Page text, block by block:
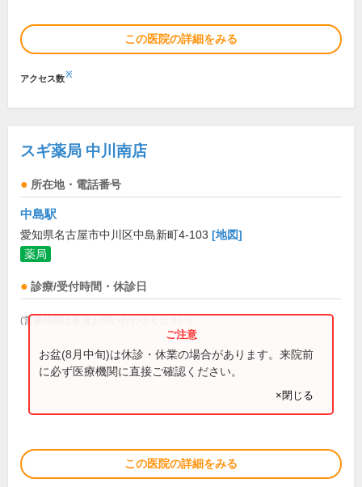
この医院の詳細をみる
アクセス数※
スギ薬局 中川南店
所在地・電話番号
中島駅
愛知県名古屋市中川区中島新町4-103 [地図]
薬局
診療/受付時間・休診日
(営業時間は直接お問い合わせください)
お盆(8月中旬)は休診・休業の場合があります。来院前
に必ず医療機関に直接ご確認ください。
×閉じる
この医院の詳細をみる